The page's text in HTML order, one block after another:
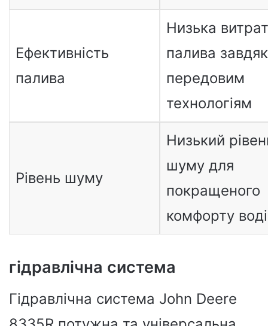
Ефективність
палива
Низька
палива
передовим
технологіям
Рівень шуму
Низький
шуму для
покращеного
комфорту
гідравлічна система
Гідравлічна система John Deere